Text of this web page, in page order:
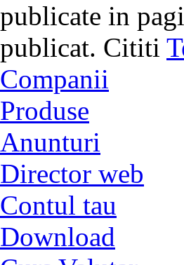
publicate in
publicat. Cititi
Companii
Produse
Anunturi
Director web
Contul tau
Download